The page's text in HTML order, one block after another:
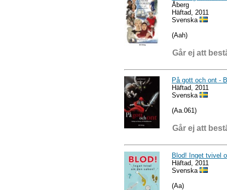
Åberg
Häftad, 2011
Svenska
(Aah)
Går ej att
På gott och ont -
Häftad, 2011
Svenska
(Aa.061)
Går ej att
Blod! Inget tvivel
Häftad, 2011
Svenska
(Aa)